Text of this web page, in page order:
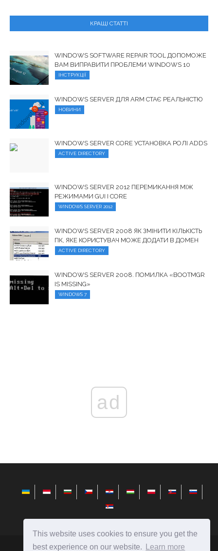
This website uses cookies to ensure you get the
best experience on our website.
Learn more
КРАЩІ СТАТТІ
WINDOWS SOFTWARE REPAIR TOOL ДОПОМОЖЕ
ВАМ ВИПРАВИТИ ПРОБЛЕМИ WINDOWS 10
ІНСТРУКЦІЇ
WINDOWS SERVER ДЛЯ ARM СТАЄ РЕАЛЬНІСТЮ
НОВИНИ
WINDOWS SERVER CORE УСТАНОВКА РОЛІ ADDS
ACTIVE DIRECTORY
WINDOWS SERVER 2012 ПЕРЕМИКАННЯ МІЖ
РЕЖИМАМИ GUI І CORE
WINDOWS SERVER 2012
WINDOWS SERVER 2008 ЯК ЗМІНИТИ КІЛЬКІСТЬ
ПК, ЯКЕ КОРИСТУВАЧ МОЖЕ ДОДАТИ В ДОМЕН
ACTIVE DIRECTORY
WINDOWS SERVER 2008. ПОМИЛКА «BOOTMGR
IS MISSING»
WINDOWS 7
ad